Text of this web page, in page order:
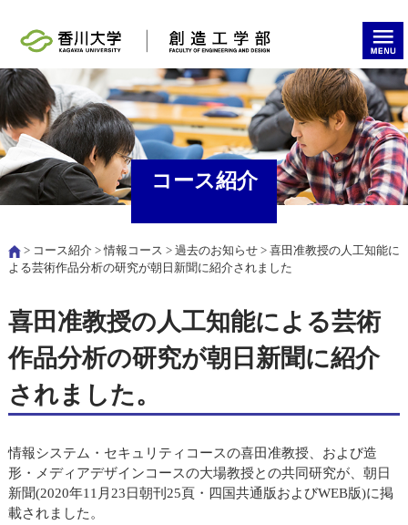
コース紹介
> コース紹介>情報コース > 過去のお知らせ> 喜田准教授の人工知能に
よる芸術作品分析の研究が朝日新聞に紹介されました
喜田准教授の人工知能による芸術
作品分析の研究が朝日新聞に紹介
されました。
情報システム・セキュリティコースの喜田准教授、および造
形・メディアデザインコースの大場教授との共同研究が、朝日
新聞(2020年11月23日朝刊25頁・四国共通版およびWEB版)に掲
載されました。